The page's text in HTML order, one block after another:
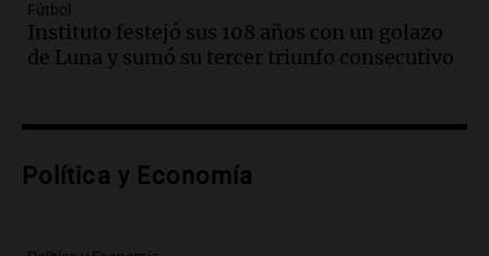
Audio.Borges, abogada de Pourrain:
"Tres hombres se lo llevaron para
hacerle preguntas y nunca regresó"
Episodios
metros del río Suquía y retiraron hasta
Fútbol
Instituto festejó sus 108 años con un golazo
de Luna y sumó su tercer triunfo consecutivo
Política y Economía